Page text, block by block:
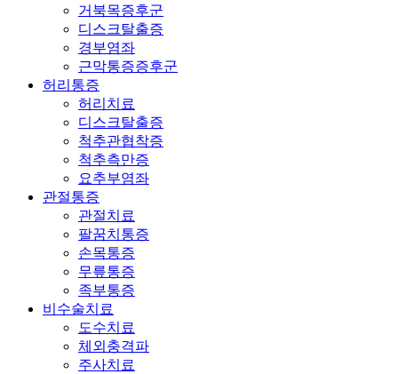
거북목증후군
디스크탈출증
경부염좌
근막통증증후군
허리통증
허리치료
디스크탈출증
척추관협착증
척추측만증
요추부염좌
관절통증
관절치료
팔꿈치통증
손목통증
무릎통증
족부통증
비수술치료
도수치료
체외충격파
주사치료